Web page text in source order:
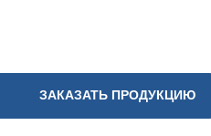
ЗАКАЗАТЬ ПРОДУКЦИЮ